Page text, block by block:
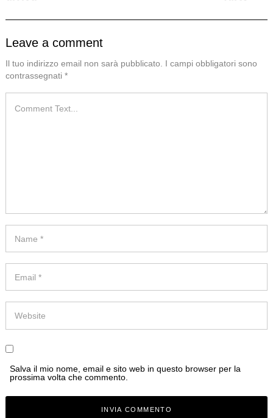
Leave a comment
Il tuo indirizzo email non sarà pubblicato. I campi obbligatori sono
contrassegnati *
Salva il mio nome, email e sito web in questo browser per la
prossima volta che commento.